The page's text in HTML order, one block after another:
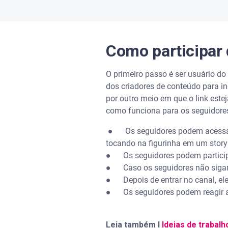
Como participar
O primeiro passo é ser usuário
dos criadores de conteúdo para
por outro meio em que o link
como funciona para os
● Os seguidores podem
tocando na figurinha em um
● Os seguidores podem
● Caso os seguidores não
● Depois de entrar no canal, ele
● Os seguidores podem reagir a
Leia também I Ideias de